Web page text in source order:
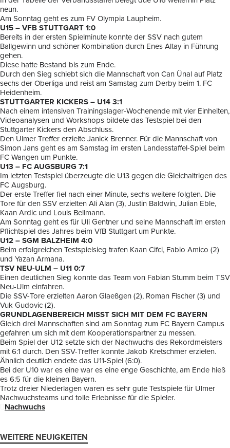
neun.
Am Sonntag geht es zum FV Olympia Laupheim.
U15 – VFB STUTTGART 1:0
Bereits in der ersten Spielminute konnte der SSV nach gutem
Ballgewinn und schöner Kombination durch Enes Altay in Führung
gehen.
Diese hatte Bestand bis zum Ende.
Durch den Sieg schiebt sich die Mannschaft von Can Ünal auf Platz
sechs der Oberliga und reist am Samstag zum Derby beim 1. FC
Heidenheim.
STUTTGARTER KICKERS – U14 3:1
Nach einem intensiven Trainingslager-Wochenende mit vier Einheiten,
Videoanalysen und Workshops bildete das Testspiel bei den
Stuttgarter Kickers den Abschluss.
Den Ulmer Treffer erzielte Janick Brenner. Für die Mannschaft von
Simon Jans geht es am Samstag im ersten Landesstaffel-Spiel beim
FC Wangen um Punkte.
U13 – FC AUGSBURG 7:1
Im letzten Testspiel überzeugte die U13 gegen die Gleichaltrigen des
FC Augsburg.
Der erste Treffer fiel nach einer Minute, sechs weitere folgten. Die
Tore für den SSV erzielten Ali Alan (3), Justin Baldwin, Julian Eble,
Kaan Ardic und Louis Bellmann.
Am Sonntag geht es für Uli Gentner und seine Mannschaft im ersten
Pflichtspiel des Jahres beim VfB Stuttgart um Punkte.
U12 – SGM BALZHEIM 4:0
Beim erfolgreichen Testspielsieg trafen Kaan Cifci, Fabio Amico (2)
und Yazan Armana.
TSV NEU-ULM – U11 0:7
Einen deutlichen Sieg konnte das Team von Fabian Stumm beim TSV
Neu-Ulm einfahren.
Die SSV-Tore erzielten Aaron Glaeßgen (2), Roman Fischer (3) und
Vuk Gudovic (2).
GRUNDLAGENBEREICH MISST SICH MIT DEM FC BAYERN
Gleich drei Mannschaften sind am Sonntag zum FC Bayern Campus
gefahren um sich mit dem Kooperationspartner zu messen.
Beim Spiel der U12 setzte sich der Nachwuchs des Rekordmeisters
mit 6:1 durch. Den SSV-Treffer konnte Jakob Kretschmer erzielen.
Ähnlich deutlich endete das U11-Spiel (6:0).
Bei der U10 war es eine war es eine enge Geschichte, am Ende hieß
es 6:5 für die kleinen Bayern.
Trotz dreier Niederlagen waren es sehr gute Testspiele für Ulmer
Nachwuchsteams und tolle Erlebnisse für die Spieler.
Nachwuchs
WEITERE NEUIGKEITEN